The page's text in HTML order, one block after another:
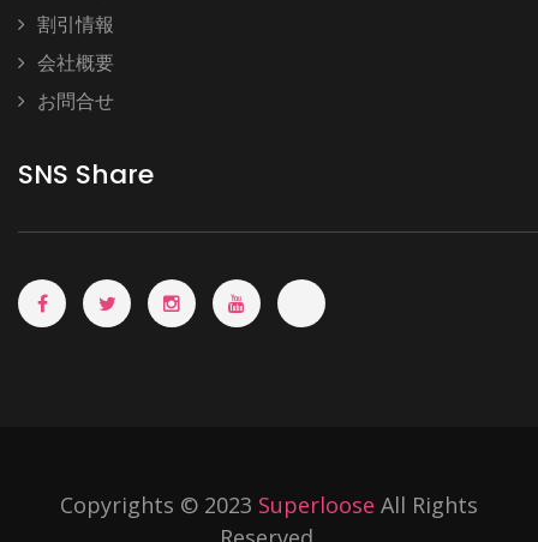
割引情報
会社概要
お問合せ
SNS Share
Copyrights © 2023 Superloose All Rights